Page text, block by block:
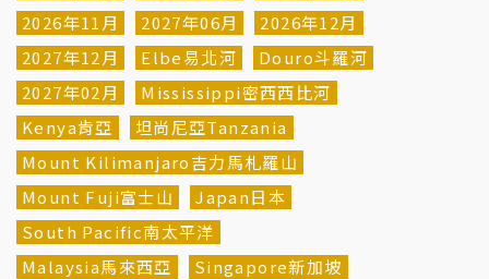
2026年11月
2027年06月
2026年12月
2027年12月
Elbe易北河
Douro斗羅河
2027年02月
Mississippi密西西比河
Kenya肯亞
坦尚尼亞Tanzania
Mount Kilimanjaro吉力馬札羅山
Mount Fuji富士山
Japan日本
South Pacific南太平洋
Malaysia馬來西亞
Singapore新加坡